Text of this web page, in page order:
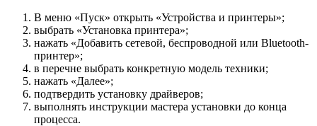
В меню «Пуск» открыть «Устройства и принтеры»;
выбрать «Установка принтера»;
нажать «Добавить сетевой, беспроводной или Bluetooth-
принтер»;
в перечне выбрать конкретную модель техники;
нажать «Далее»;
подтвердить установку драйверов;
выполнять инструкции мастера установки до конца
процесса.